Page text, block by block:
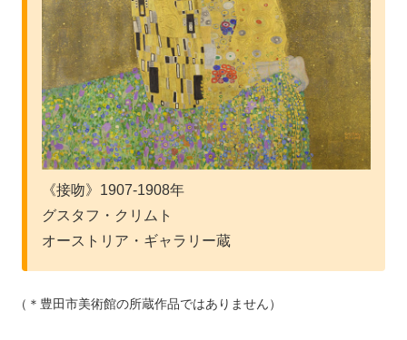
《接吻》1907-1908年
グスタフ・クリムト
オーストリア・ギャラリー蔵
（＊豊田市美術館の所蔵作品ではありません）